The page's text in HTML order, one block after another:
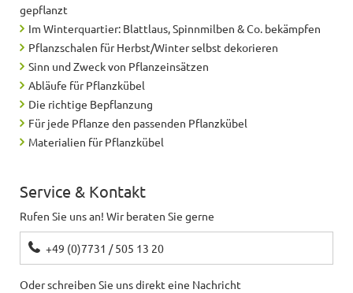
Qualitativ hochwertige Pflanzkübel, die sehr gut
aussehen. Werde mir noch weitere bestellen
Das Produkt steht bei uns vor dem Eingang und ist
ein toller Blickfang<br>
Tolle Farbgebung und Material
gepflanzt
Im Winterquartier: Blattlaus, Spinnmilben & Co. bekämpfen
Pflanzschalen für Herbst/Winter selbst dekorieren
Sinn und Zweck von Pflanzeinsätzen
Abläufe für Pflanzkübel
Die richtige Bepflanzung
Für jede Pflanze den passenden Pflanzkübel
Materialien für Pflanzkübel
Service & Kontakt
Rufen Sie uns an! Wir beraten Sie gerne
+49 (0)7731 / 505 13 20
Oder schreiben Sie uns direkt eine Nachricht